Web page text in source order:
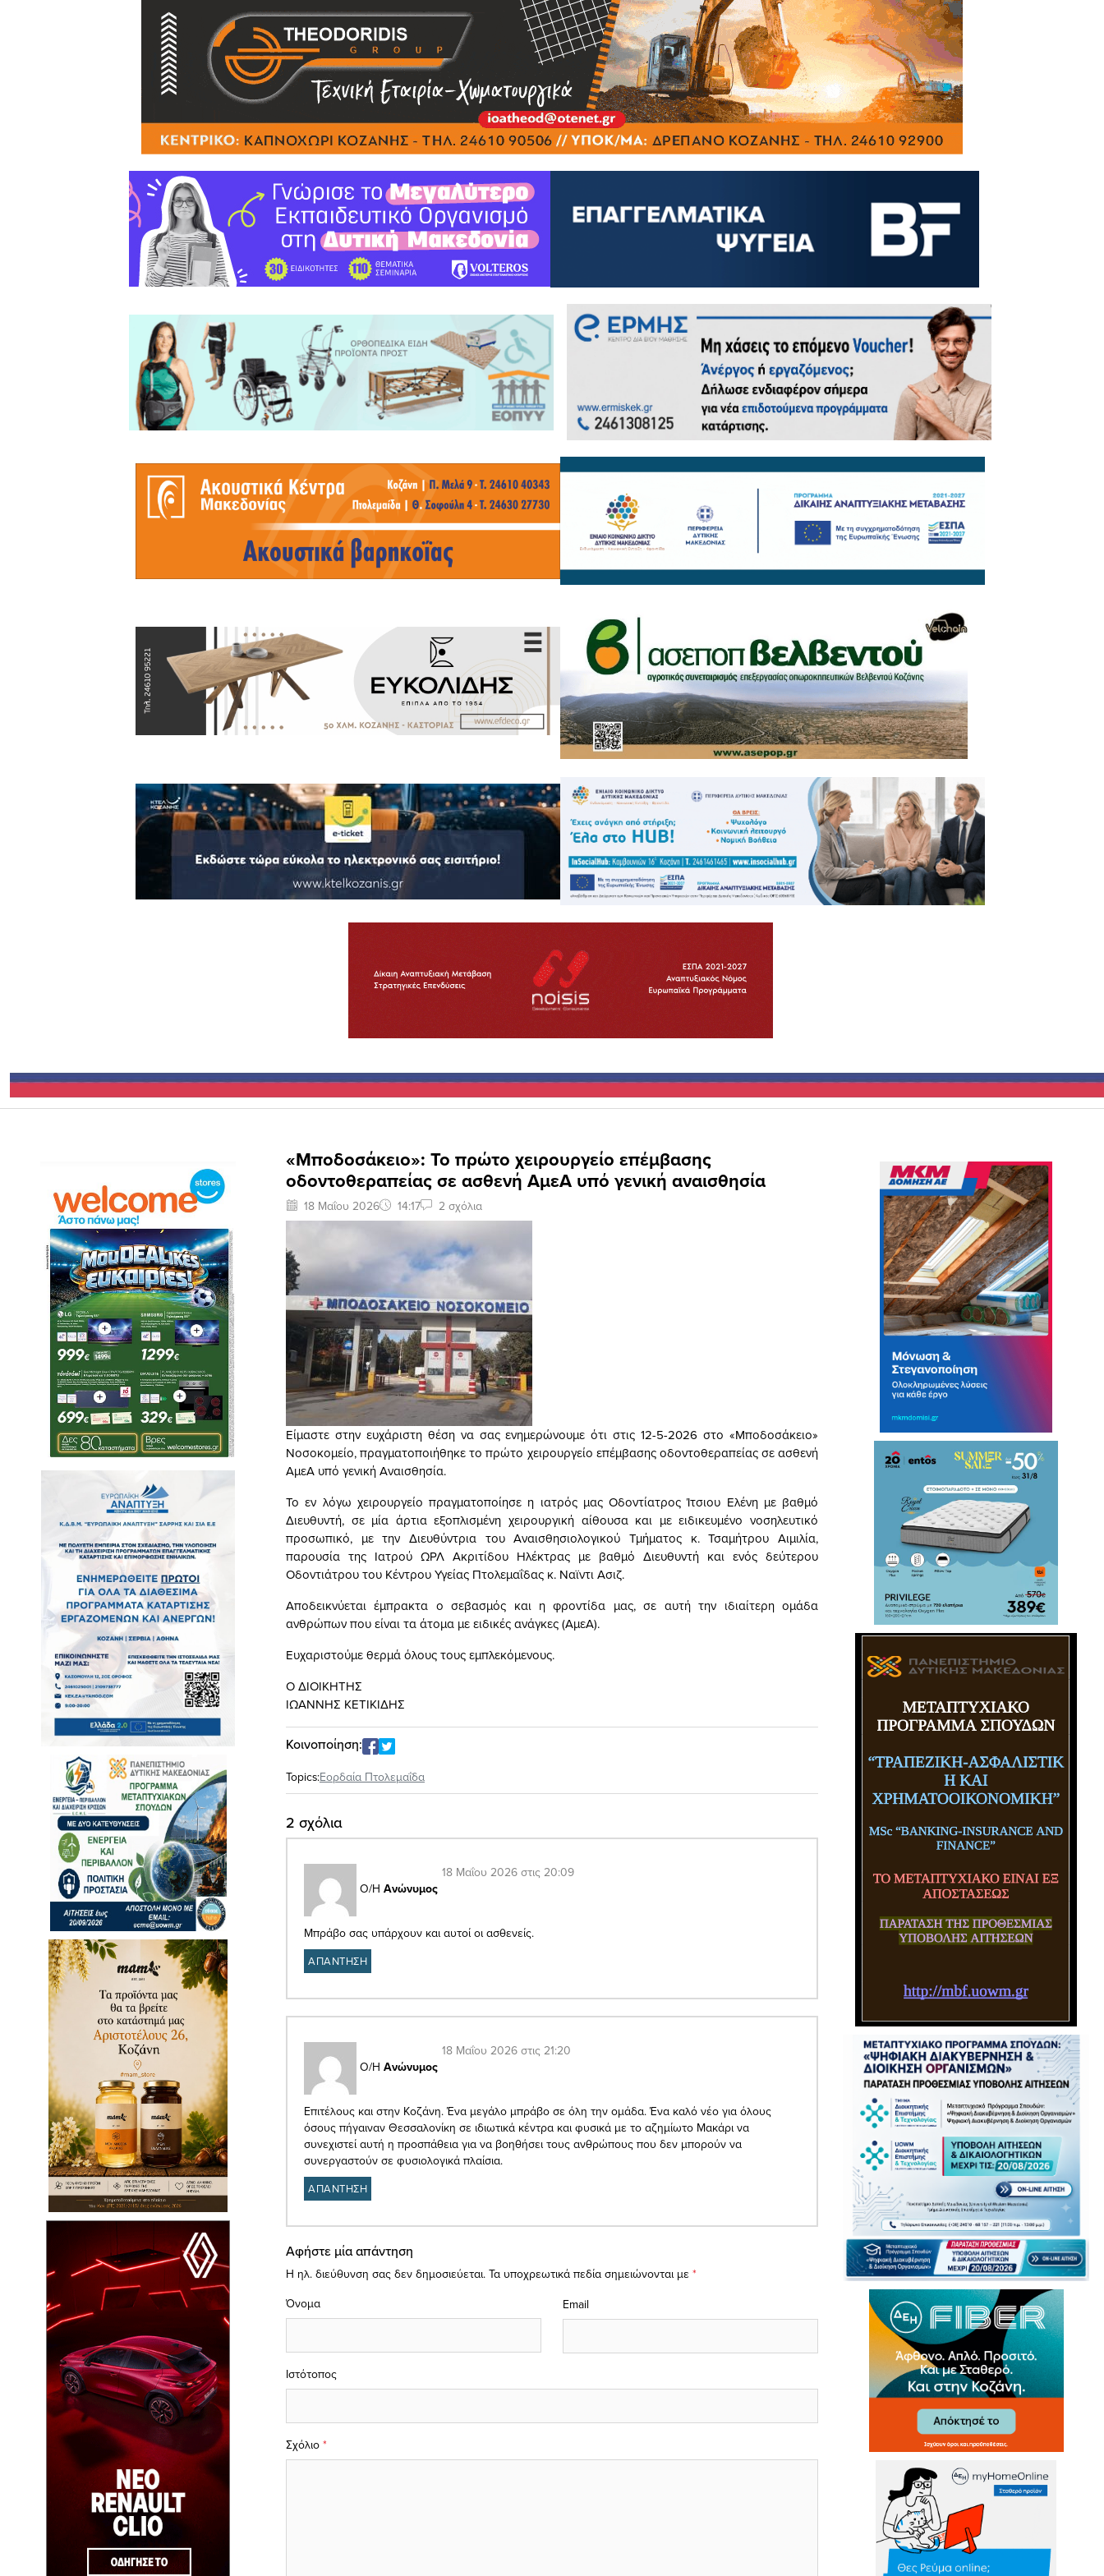
«Μποδοσάκειο»: Το πρώτο χειρουργείο επέμβασης
οδοντοθεραπείας σε ασθενή ΑμεΑ υπό γενική αναισθησία
18 Μαΐου 2026 14:17 2 σχόλια
Είμαστε στην ευχάριστη θέση να σας ενημερώνουμε ότι στις 12-5-2026 στο «Μποδοσάκειο»
Νοσοκομείο, πραγματοποιήθηκε το πρώτο χειρουργείο επέμβασης οδοντοθεραπείας σε ασθενή
ΑμεΑ υπό γενική Αναισθησία.
Το εν λόγω χειρουργείο πραγματοποίησε η ιατρός μας Οδοντίατρος Ίτσιου Ελένη με βαθμό
Διευθυντή, σε μία άρτια εξοπλισμένη χειρουργική αίθουσα και με ειδικευμένο νοσηλευτικό
προσωπικό, με την Διευθύντρια του Αναισθησιολογικού Τμήματος κ. Τσαμήτρου Αιμιλία,
παρουσία της Ιατρού ΩΡΛ Ακριτίδου Ηλέκτρας με βαθμό Διευθυντή και ενός δεύτερου
Οδοντιάτρου του Κέντρου Υγείας Πτολεμαΐδας κ. Ναϊντι Ασιζ.
Αποδεικνύεται έμπρακτα ο σεβασμός και η φροντίδα μας, σε αυτή την ιδιαίτερη ομάδα
ανθρώπων που είναι τα άτομα με ειδικές ανάγκες (ΑμεΑ).
Ευχαριστούμε θερμά όλους τους εμπλεκόμενους.
Ο ΔΙΟΙΚΗΤΗΣ
ΙΩΑΝΝΗΣ ΚΕΤΙΚΙΔΗΣ
Κοινοποίηση:
Topics:Εορδαία Πτολεμαΐδα
2 σχόλια
Ο/Η Ανώνυμος
18 Μαΐου 2026 στις 20:09
Μπράβο σας υπάρχουν και αυτοί οι ασθενείς.
ΑΠΑΝΤΗΣΗ
Ο/Η Ανώνυμος
18 Μαΐου 2026 στις 21:20
Επιτέλους και στην Κοζάνη. Ένα μεγάλο μπράβο σε όλη την ομάδα. Ένα καλό νέο για όλους
όσους πήγαιναν Θεσσαλονίκη σε ιδιωτικά κέντρα και φυσικά με το αζημίωτο Μακάρι να
συνεχιστεί αυτή η προσπάθεια για να βοηθήσει τους ανθρώπους που δεν μπορούν να
συνεργαστούν σε φυσιολογικά πλαίσια.
ΑΠΑΝΤΗΣΗ
Αφήστε μία απάντηση
Η ηλ. διεύθυνση σας δεν δημοσιεύεται. Τα υποχρεωτικά πεδία σημειώνονται με *
Σχόλιο *
Όνομα Email
Ιστότοπος